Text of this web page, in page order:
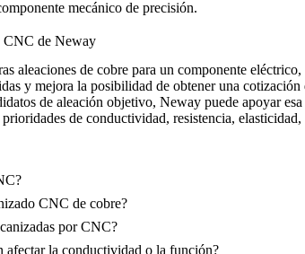
mecánico de precisión.
CNC de Neway
aleaciones de cobre para un componente
y mejora la posibilidad de obtener una
de aleación objetivo, Neway puede apoyar
de conductividad, resistencia, elasticidad,
CNC de cobre?
por CNC?
afectar la conductividad o la función?